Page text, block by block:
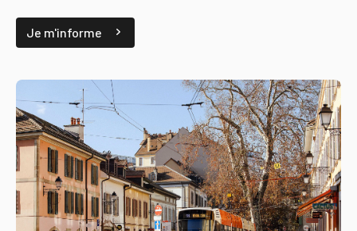
Je m'informe